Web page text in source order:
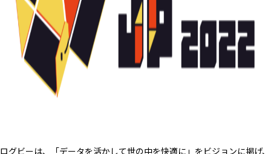
ログビーは、「データを活かして世の中を快適に」をビジョンに掲げ、